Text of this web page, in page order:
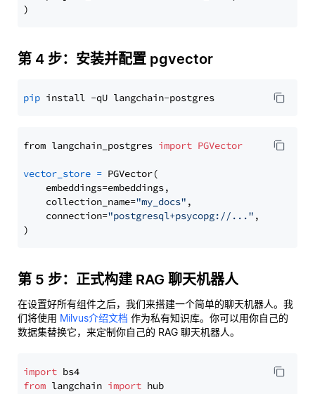
第 4 步：安装并配置 pgvector
pip
from langchain_postgres import PGVector
vector_store = PGVector(
    embeddings=embeddings,
    collection_name=
"my_docs" ,
    connection=
"postgresql+psycopg://..." ,
第 5 步：正式构建 RAG 聊天机器人
在设置好所有组件之后，我们来搭建一个简单的聊天机器人。我
们将使用 Milvus介绍文档 作为私有知识库。你可以用你自己的
数据集替换它，来定制你自己的 RAG 聊天机器人。
import
from langchain import